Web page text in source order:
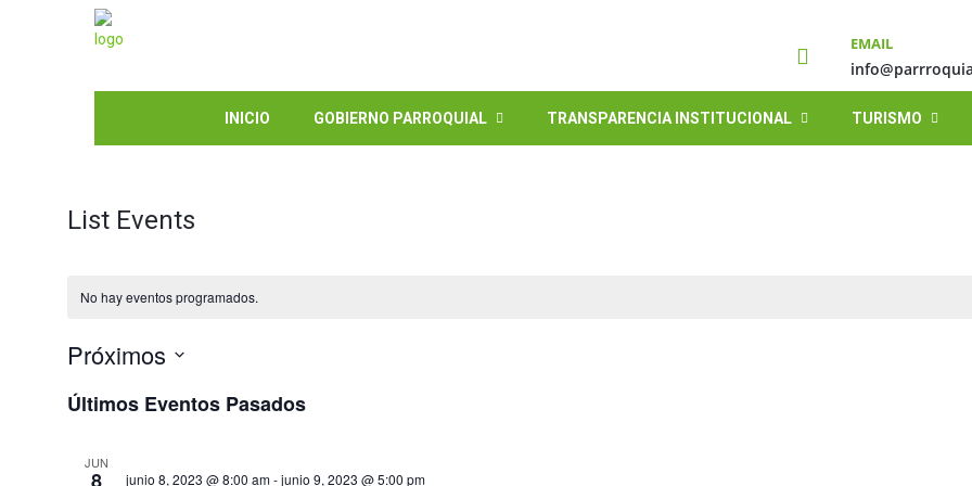
EMAIL
INICIO GOBIERNO PARROQUIAL TRANSPARENCIA INSTITUCIONAL TURISMO
List Events
No hay eventos programados.
Próximos
la
Últimos Eventos Pasados
JUN
junio 8, 2023 @ 8:00 am-junio 9, 2023 @ 5:00 pm